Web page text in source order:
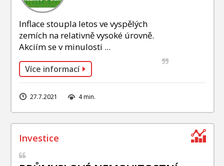
Inflace stoupla letos ve vyspělých
zemích na relativně vysoké úrovně.
Akciím se v minulosti ...
Více informací
27.7.2021 4 min.